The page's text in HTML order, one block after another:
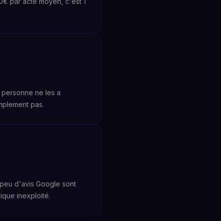
ne les a
pas.
d'avis Google sont
inexploité.